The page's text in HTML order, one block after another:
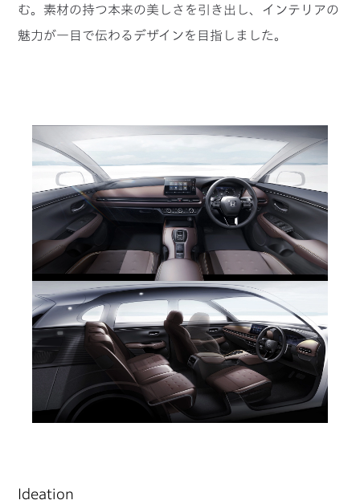
む。素材の持つ本来の美しさを引き出し、インテリアの
魅力が一目で伝わるデザインを目指しました。
Ideation